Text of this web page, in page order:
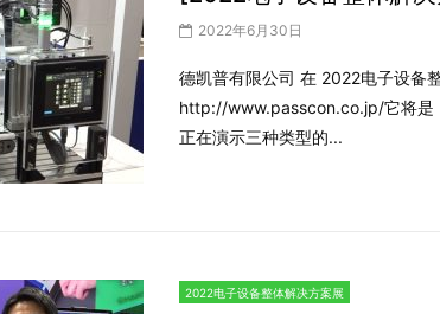
2022年6月30日
德凯普有限公司 在 2022电子设备
http://www.passcon.co.jp/它将是
正在演示三种类型的...
2022电子设备整体解决方案展